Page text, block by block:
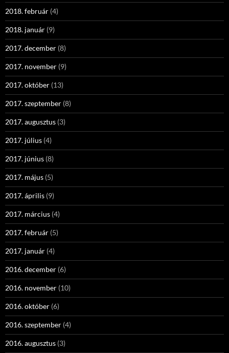
2018. február (4)
2018. január (9)
2017. december (8)
2017. november (9)
2017. október (13)
2017. szeptember (8)
2017. augusztus (3)
2017. július (4)
2017. június (8)
2017. május (5)
2017. április (9)
2017. március (4)
2017. február (5)
2017. január (4)
2016. december (6)
2016. november (10)
2016. október (6)
2016. szeptember (4)
2016. augusztus (3)